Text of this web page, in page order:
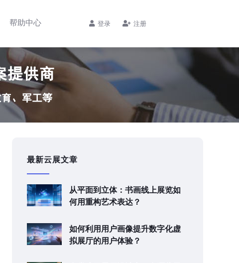
帮助中心 登录 注册
最新云展文章
从平面到立体：书画线上展览如
何用重构艺术表达？
如何利用用户画像提升数字化虚
拟展厅的用户体验？